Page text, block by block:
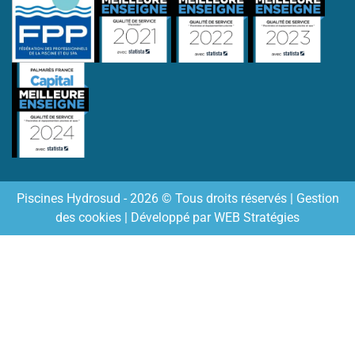
Piscines Hydrosud - 2026 © Tous droits réservés | Gestion
des cookies | Développé parWEB Stratégies